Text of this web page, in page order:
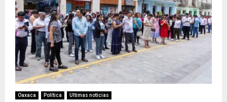
Oaxaca Política Ultimas noticias